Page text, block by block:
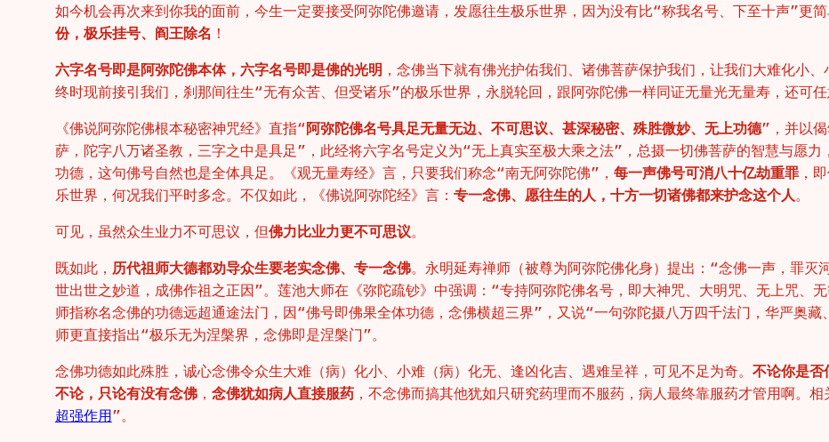
如今机会再次来到你我的面前，今生一定要接受阿弥陀佛邀请，发愿往生极乐世界，因为没有比“称我名号、下至十声”更
份，极乐挂号、阎王除名 ！
六字名号即是阿弥陀佛本体，六字名号即是佛的光明 ，念佛当下就有佛光护佑我们、诸佛菩萨保护我们，让我们大难化小
终时现前接引我们，刹那间往生“无有众苦、但受诸乐”的极乐世界，永脱轮回，跟阿弥陀佛一样同证无量光无量寿，还可任
《佛说阿弥陀佛根本秘密神咒经》直指“ 阿弥陀佛名号具足无量无边、不可思议、甚深秘密、殊胜微妙、无上功德”，并以
萨，陀字八万诸圣教，三字之中是具足”，此经将六字名号定义为“无上真实至极大乘之法”，总摄一切佛菩萨的智慧与愿
功德，这句佛号自然也是全体具足。《观无量寿经》言，只要我们称念“南无阿弥陀佛”， 每一声佛号可消八十亿劫重罪，
乐世界，何况我们平时多念。不仅如此，《佛说阿弥陀经》言： 专一念佛、愿往生的人，十方一切诸佛都来护念这个人。
可见，虽然众生业力不可思议，但佛力比业力更不可思议。
既如此， 历代祖师大德都劝导众生要老实念佛、专一念佛。永明延寿禅师（被尊为阿弥陀佛化身）提出：“念佛一声，罪
世出世之妙道，成佛作祖之正因”。莲池大师在《弥陀疏钞》中强调：“专持阿弥陀佛名号，即大神咒、大明咒、无上咒、
师指称名念佛的功德远超通途法门，因“佛号即佛果全体功德，念佛横超三界”，又说“一句弥陀摄八万四千法门，华严奥
师更直接指出“极乐无为涅槃界，念佛即是涅槃门”。
念佛功德如此殊胜，诚心念佛令众生大难（病）化小、小难（病）化无、逢凶化吉、遇难呈祥，可见不足为奇。 不论你是否
不论，只论有没有念佛， 念佛犹如病人直接服药，不念佛而搞其他犹如只研究药理而不服药，病人最终靠服药才管用啊。相
超强作用”。